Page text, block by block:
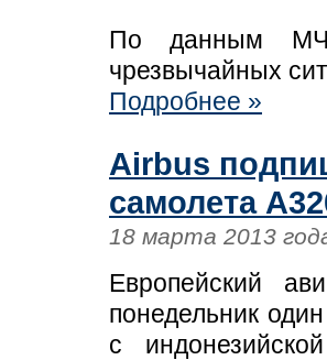
По данным МЧС,
чрезвычайных
Подробнее »
Airbus
самолета
18 марта 2013
Европейский
понедельник
с